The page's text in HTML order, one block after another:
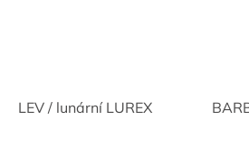
LEV / lunární LUREX